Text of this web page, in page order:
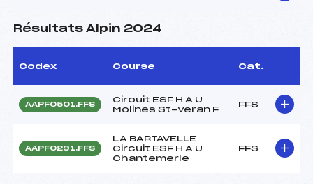
Résultats Alpin 2024
Codex Course Cat.
AAPF0501.FFS
Circuit ESF H A U
Molines St-Veran F
FFS
AAPF0291.FFS
LA BARTAVELLE
Circuit ESF H A U
Chantemerle
FFS